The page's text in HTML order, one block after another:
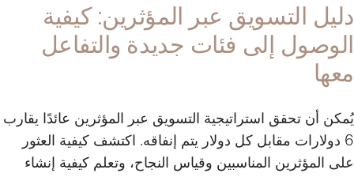
دليل التسويق عبر المؤثرين: كيفية
الوصول إلى فئات جديدة والتفاعل
معها
يُمكن أن تحقق استراتيجية التسويق عبر المؤثرين عائدًا يقارب
6 دولارات مقابل كل دولار يتم إنفاقه. اكتشف كيفية العثور
على المؤثرين المناسبين وقياس النجاح، وتعلم كيفية إنشاء